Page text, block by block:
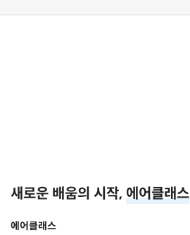
새로운 배움의 시작, 에어클래스
에어클래스